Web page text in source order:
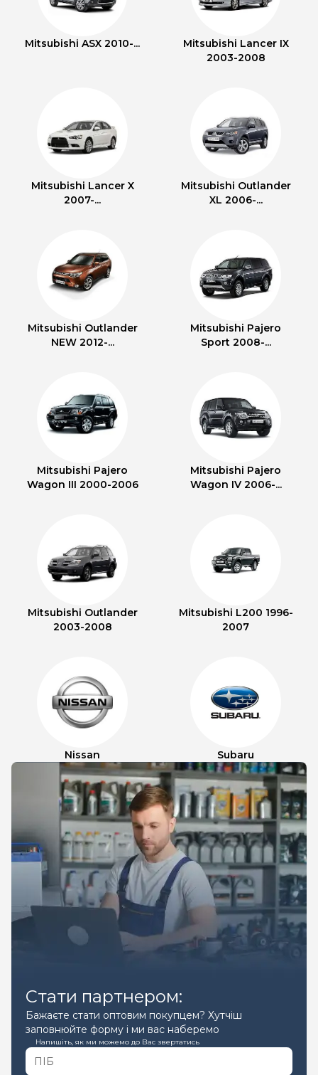
Mitsubishi ASX 2010-...
Mitsubishi Lancer IX
2003-2008
Mitsubishi Lancer X
2007-...
Mitsubishi Outlander
XL 2006-...
Mitsubishi Outlander
NEW 2012-...
Mitsubishi Pajero
Sport 2008-...
Mitsubishi Pajero
Wagon III 2000-2006
Mitsubishi Pajero
Wagon IV 2006-...
Mitsubishi Outlander
2003-2008
Mitsubishi L200 1996-
2007
Nissan Subaru
Стати партнером:
Бажаєте стати оптовим покупцем? Хутчіш
заповнюйте форму і ми вас наберемо
Напишіть, як ми можемо до Вас звертатись